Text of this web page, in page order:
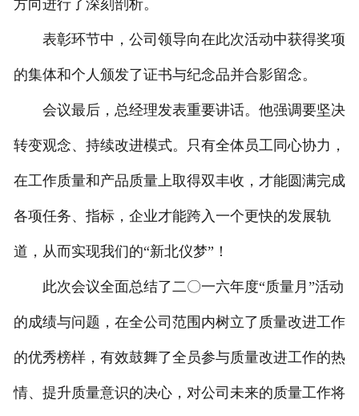
方向进行了深刻剖析。
表彰环节中，公司领导向在此次活动中获得奖项
的集体和个人颁发了证书与纪念品并合影留念。
会议最后，总经理发表重要讲话。他强调要坚决
转变观念、持续改进模式。只有全体员工同心协力，
在工作质量和产品质量上取得双丰收，才能圆满完成
各项任务、指标，企业才能跨入一个更快的发展轨
道，从而实现我们的“新北仪梦”！
此次会议全面总结了二〇一六年度“质量月”活动
的成绩与问题，在全公司范围内树立了质量改进工作
的优秀榜样，有效鼓舞了全员参与质量改进工作的热
情、提升质量意识的决心，对公司未来的质量工作将